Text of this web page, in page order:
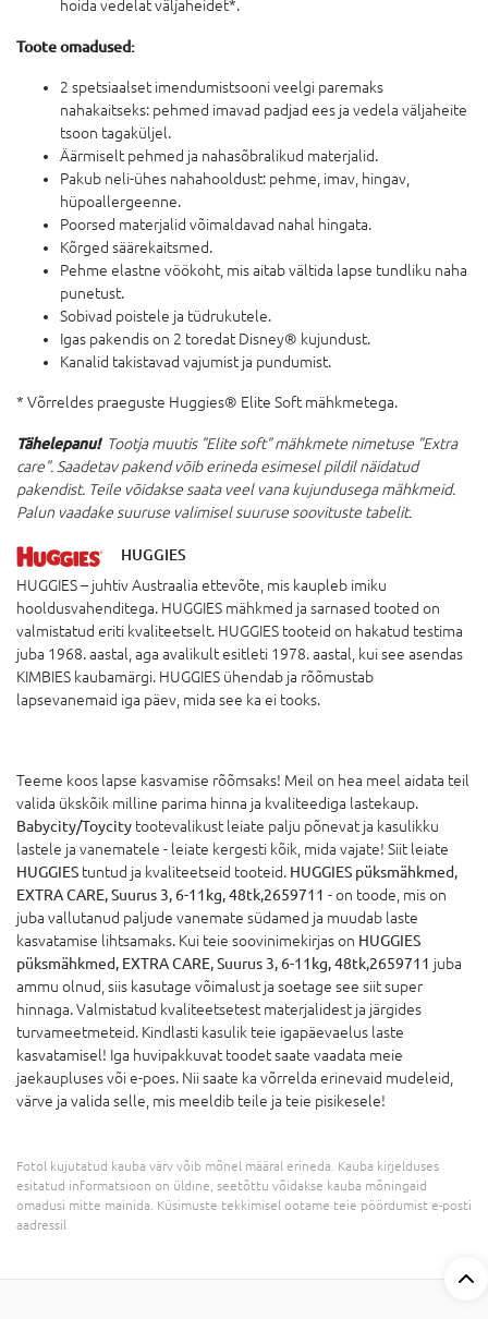
hoida vedelat väljaheidet*.
Toote omadused:
2 spetsiaalset imendumistsooni veelgi paremaks
nahakaitseks: pehmed imavad padjad ees ja vedela väljaheite
tsoon tagaküljel.
Äärmiselt pehmed ja nahasõbralikud materjalid.
Pakub neli-ühes nahahooldust: pehme, imav, hingav,
hüpoallergeenne.
Poorsed materjalid võimaldavad nahal hingata.
Kõrged säärekaitsmed.
Pehme elastne vöökoht, mis aitab vältida lapse tundliku naha
punetust.
Sobivad poistele ja tüdrukutele.
Igas pakendis on 2 toredat Disney® kujundust.
Kanalid takistavad vajumist ja pundumist.
* Võrreldes praeguste Huggies® Elite Soft mähkmetega.
Tähelepanu! Tootja muutis "Elite soft" mähkmete nimetuse "Extra
care". Saadetav pakend võib erineda esimesel pildil näidatud
pakendist. Teile võidakse saata veel vana kujundusega mähkmeid.
Palun vaadake suuruse valimisel suuruse soovituste tabelit.
HUGGIES
HUGGIES – juhtiv Austraalia ettevõte, mis kaupleb imiku
hooldusvahenditega. HUGGIES mähkmed ja sarnased tooted on
valmistatud eriti kvaliteetselt. HUGGIES tooteid on hakatud testima
juba 1968. aastal, aga avalikult esitleti 1978. aastal, kui see asendas
KIMBIES kaubamärgi. HUGGIES ühendab ja rõõmustab
lapsevanemaid iga päev, mida see ka ei tooks.
Teeme koos lapse kasvamise rõõmsaks! Meil on hea meel aidata teil
valida ükskõik milline parima hinna ja kvaliteediga lastekaup.
Babycity/Toycity tootevalikust leiate palju põnevat ja kasulikku
lastele ja vanematele - leiate kergesti kõik, mida vajate! Siit leiate
HUGGIES tuntud ja kvaliteetseid tooteid. HUGGIES püksmähkmed,
EXTRA CARE, Suurus 3, 6-11kg, 48tk,2659711 - on toode, mis on
juba vallutanud paljude vanemate südamed ja muudab laste
kasvatamise lihtsamaks. Kui teie soovinimekirjas on HUGGIES
püksmähkmed, EXTRA CARE, Suurus 3, 6-11kg, 48tk,2659711 juba
ammu olnud, siis kasutage võimalust ja soetage see siit super
hinnaga. Valmistatud kvaliteetsetest materjalidest ja järgides
turvameetmeteid. Kindlasti kasulik teie igapäevaelus laste
kasvatamisel! Iga huvipakkuvat toodet saate vaadata meie
jaekaupluses või e-poes. Nii saate ka võrrelda erinevaid mudeleid,
värve ja valida selle, mis meeldib teile ja teie pisikesele!
Fotol kujutatud kauba värv võib mõnel määral erineda. Kauba kirjelduses
esitatud informatsioon on üldine, seetõttu võidakse kauba mõningaid
omadusi mitte mainida. Küsimuste tekkimisel ootame teie pöördumist e-posti
aadressil